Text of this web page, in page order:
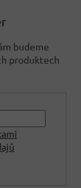
budeme
produktech